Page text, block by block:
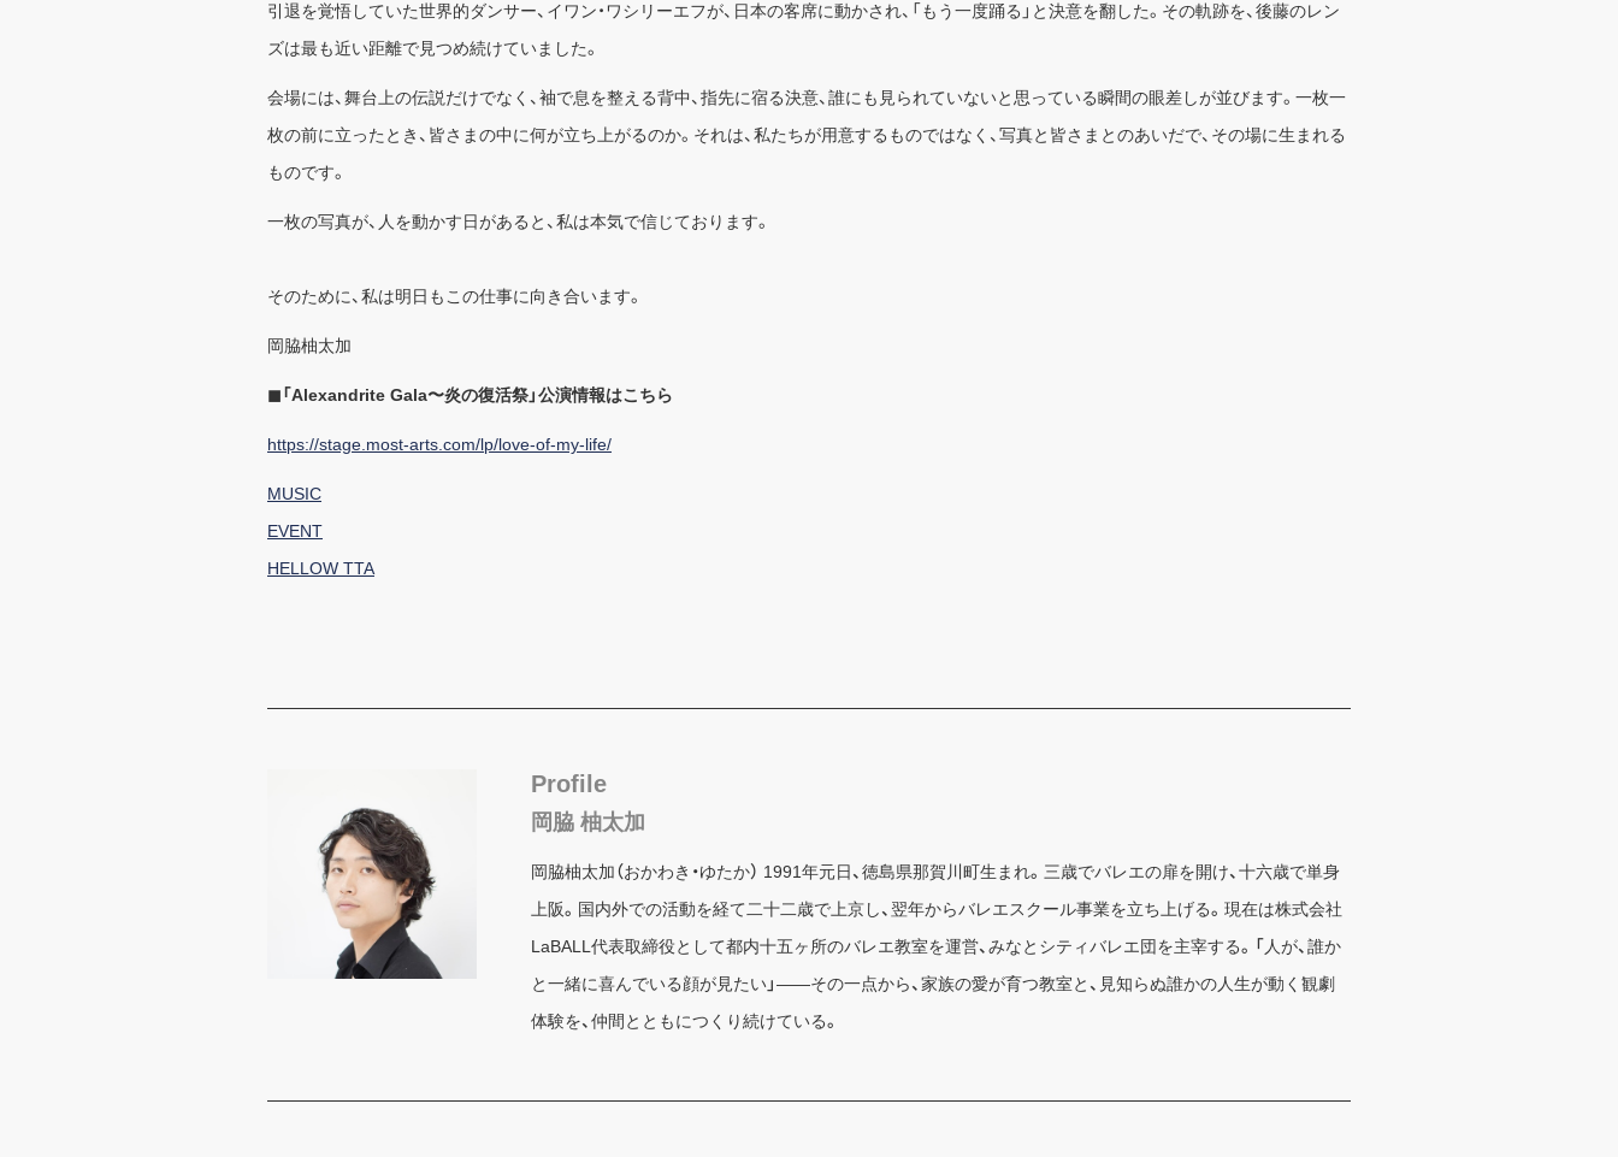
引退を覚悟していた世界的ダンサー、イワン・ワシリーエフが、日本の客席に動かされ、「もう一度踊る」と決意を翻した。その軌跡を、後藤のレン
ズは最も近い距離で見つめ続けていました。
会場には、舞台上の伝説だけでなく、袖で息を整える背中、指先に宿る決意、誰にも見られていないと思っている瞬間の眼差しが並びます。一枚一
枚の前に立ったとき、皆さまの中に何が立ち上がるのか。それは、私たちが用意するものではなく、写真と皆さまとのあいだで、その場に生まれる
ものです。
一枚の写真が、人を動かす日があると、私は本気で信じております。
そのために、私は明日もこの仕事に向き合います。
岡脇柚太加
◼︎「Alexandrite Gala〜炎の復活祭」公演情報はこちら
https://stage.most-arts.com/lp/love-of-my-life/
MUSIC
EVENT
HELLOW TTA
Profile
岡脇 柚太加
岡脇柚太加（おかわき・ゆたか） 1991年元日、徳島県那賀川町生まれ。三歳でバレエの扉を開け、十六歳で単身
上阪。国内外での活動を経て二十二歳で上京し、翌年からバレエスクール事業を立ち上げる。現在は株式会社
LaBALL代表取締役として都内十五ヶ所のバレエ教室を運営、みなとシティバレエ団を主宰する。「人が、誰か
と一緒に喜んでいる顔が見たい」——その一点から、家族の愛が育つ教室と、見知らぬ誰かの人生が動く観劇
体験を、仲間とともにつくり続けている。